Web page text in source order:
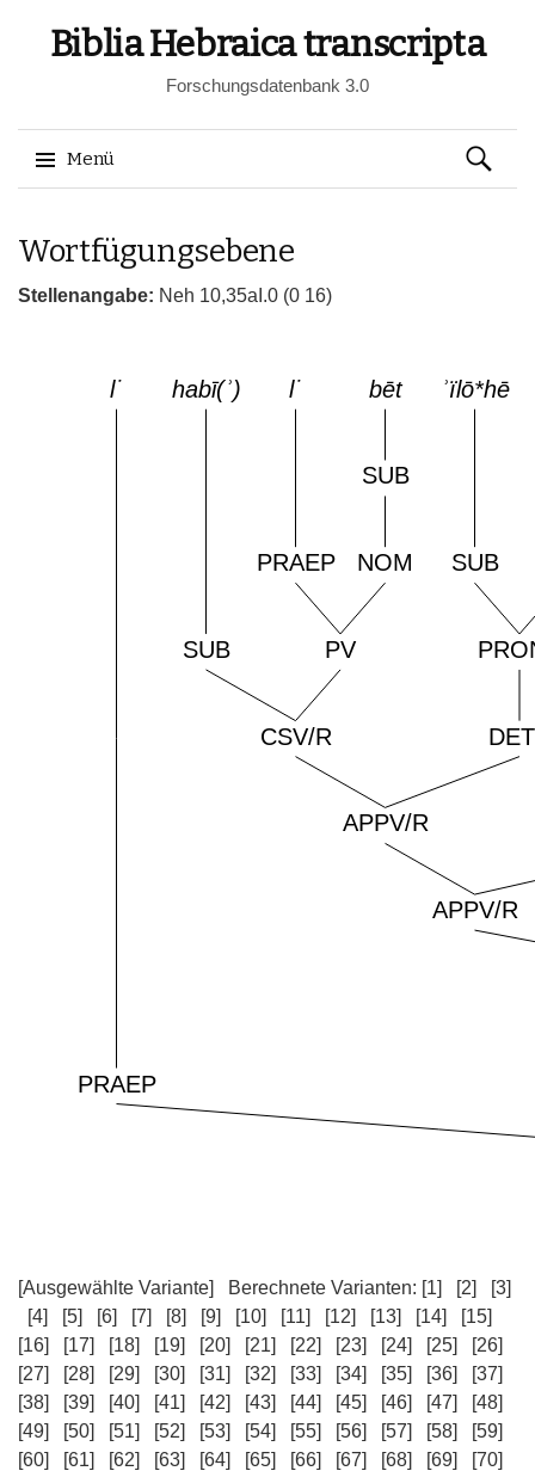
Biblia Hebraica transcripta
Forschungsdatenbank 3.0
Menü
zum
Suchen
nach:
Wortfügungsebene
Stellenangabe: Neh 10,35aI.0 (0 16)
[Ausgewählte Variante] Berechnete Varianten: [1] [2]
[3]
[4]
[5] [6] [7] [8] [9] [10] [11] [12] [13] [14]
[15]
[16]
[17] [18] [19] [20] [21] [22] [23] [24] [25]
[26]
[27]
[28] [29] [30] [31] [32] [33] [34] [35] [36]
[37]
[38]
[39] [40] [41] [42] [43] [44] [45] [46] [47]
[48]
[49]
[50] [51] [52] [53] [54] [55] [56] [57] [58]
[59]
[60]
[61] [62] [63] [64] [65] [66] [67] [68] [69]
[70]